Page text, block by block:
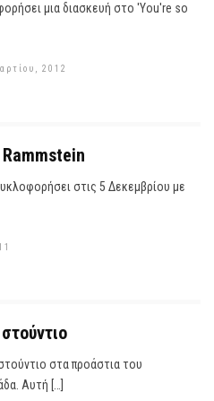
μια διασκευή στο 'You're so
2012
Rammstein
στις 5 Δεκεμβρίου με
στα προάστια του
Αυτή […]